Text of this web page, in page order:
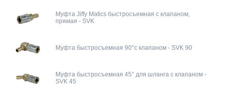
Муфта Jiffy Matics быстросъемная с клапаном,
прямая - SVK
Муфта быстросъемная 90°с клапаном - SVK 90
Муфта быстросъемная 45° для шланга с клапаном -
SVK 45